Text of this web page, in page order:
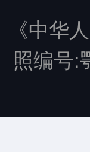
《中华
照编号: